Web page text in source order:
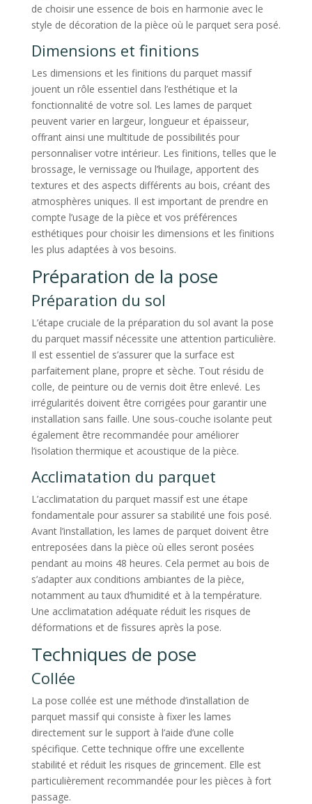
de choisir une essence de bois en harmonie avec le
style de décoration de la pièce où le parquet sera posé.
Dimensions et finitions
Les dimensions et les finitions du parquet massif
jouent un rôle essentiel dans l’esthétique et la
fonctionnalité de votre sol. Les lames de parquet
peuvent varier en largeur, longueur et épaisseur,
offrant ainsi une multitude de possibilités pour
personnaliser votre intérieur. Les finitions, telles que le
brossage, le vernissage ou l’huilage, apportent des
textures et des aspects différents au bois, créant des
atmosphères uniques. Il est important de prendre en
compte l’usage de la pièce et vos préférences
esthétiques pour choisir les dimensions et les finitions
les plus adaptées à vos besoins.
Préparation de la pose
Préparation du sol
L’étape cruciale de la préparation du sol avant la pose
du parquet massif nécessite une attention particulière.
Il est essentiel de s’assurer que la surface est
parfaitement plane, propre et sèche. Tout résidu de
colle, de peinture ou de vernis doit être enlevé. Les
irrégularités doivent être corrigées pour garantir une
installation sans faille. Une sous-couche isolante peut
également être recommandée pour améliorer
l’isolation thermique et acoustique de la pièce.
Acclimatation du parquet
L’acclimatation du parquet massif est une étape
fondamentale pour assurer sa stabilité une fois posé.
Avant l’installation, les lames de parquet doivent être
entreposées dans la pièce où elles seront posées
pendant au moins 48 heures. Cela permet au bois de
s’adapter aux conditions ambiantes de la pièce,
notamment au taux d’humidité et à la température.
Une acclimatation adéquate réduit les risques de
déformations et de fissures après la pose.
Techniques de pose
Collée
La pose collée est une méthode d’installation de
parquet massif qui consiste à fixer les lames
directement sur le support à l’aide d’une colle
spécifique. Cette technique offre une excellente
stabilité et réduit les risques de grincement. Elle est
particulièrement recommandée pour les pièces à fort
passage.